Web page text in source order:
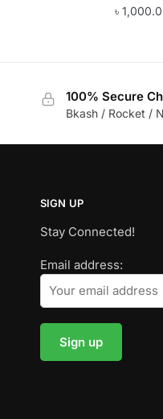
৳
100% Secure
Bkash / Rocket /
SIGN UP
Stay Connected!
Email address: